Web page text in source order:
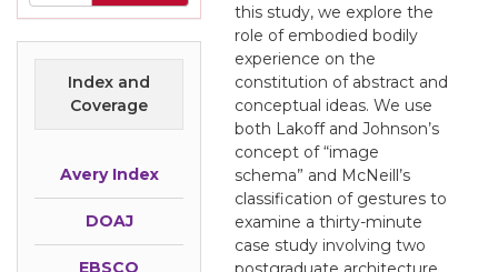
Index and
Coverage
Avery Index
DOAJ
EBSCO
this study, we explore the
role of embodied bodily
experience on the
constitution of abstract and
conceptual ideas. We use
both Lakoff and Johnson’s
concept of “image
schema” and McNeill’s
classification of gestures to
examine a thirty-minute
case study involving two